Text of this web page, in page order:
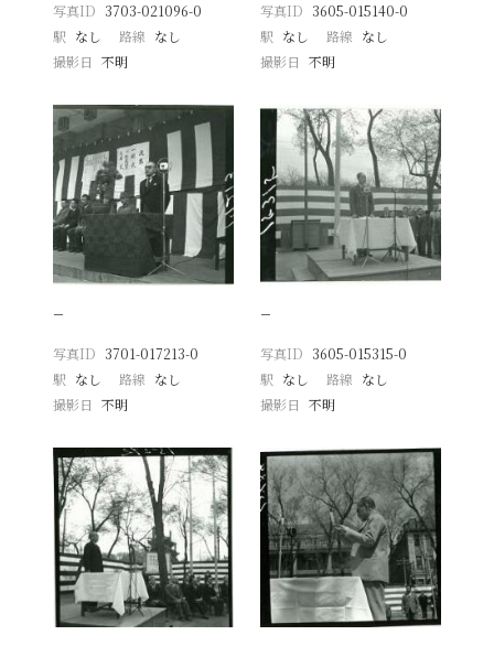
写真ID 3703-021096-0
駅 なし 路線 なし
撮影日
不明
写真ID 3605-015140-0
駅 なし 路線 なし
撮影日 不明
−
写真ID 3701-017213-0
駅 なし 路線 なし
撮影日
不明
−
写真ID 3605-015315-0
駅 なし 路線 なし
撮影日 不明